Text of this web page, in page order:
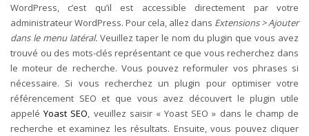
WordPress, c’est qu’il est accessible directement par votre
administrateur WordPress. Pour cela, allez dans Extensions > Ajouter
dans le menu latéral. Veuillez taper le nom du plugin que vous avez
trouvé ou des mots-clés représentant ce que vous recherchez dans
le moteur de recherche. Vous pouvez reformuler vos phrases si
nécessaire. Si vous recherchez un plugin pour optimiser votre
référencement SEO et que vous avez découvert le plugin utile
appeléYoast SEO, veuillez saisir « Yoast SEO » dans le champ de
recherche et examinez les résultats. Ensuite, vous pouvez cliquer